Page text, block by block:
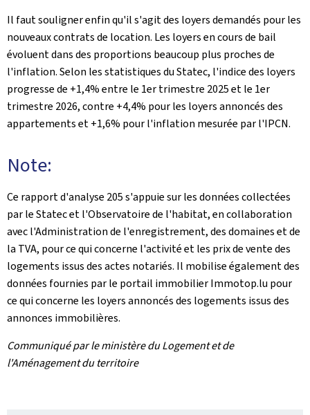
Il faut souligner enfin qu'il s'agit des loyers demandés pour les
nouveaux contrats de location. Les loyers en cours de bail
évoluent dans des proportions beaucoup plus proches de
l'inflation. Selon les statistiques du Statec, l'indice des loyers
progresse de +1,4% entre le 1er trimestre 2025 et le 1er
trimestre 2026, contre +4,4% pour les loyers annoncés des
appartements et +1,6% pour l'inflation mesurée par l'IPCN.
Note:
Ce rapport d'analyse 205 s'appuie sur les données collectées
par le Statec et l'Observatoire de l'habitat, en collaboration
avec l'Administration de l'enregistrement, des domaines et de
la TVA, pour ce qui concerne l'activité et les prix de vente des
logements issus des actes notariés. Il mobilise également des
données fournies par le portail immobilier Immotop.lu pour
ce qui concerne les loyers annoncés des logements issus des
annonces immobilières.
Communiqué par le ministère du Logement et de
l'Aménagement du territoire